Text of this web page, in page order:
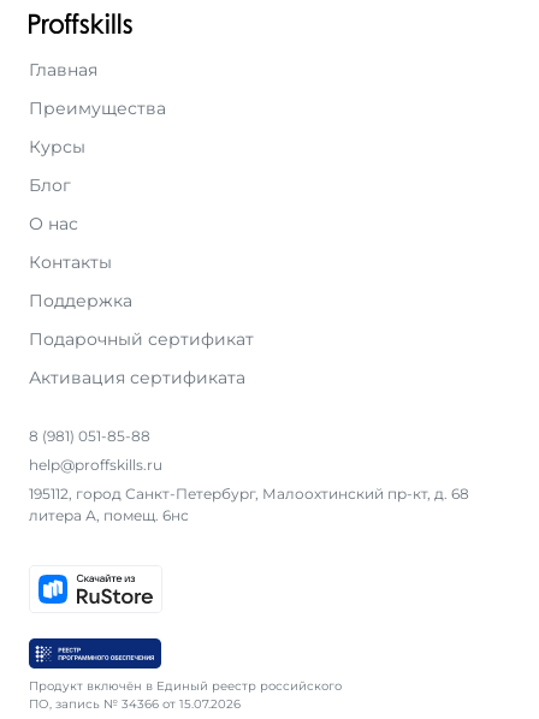
Главная
Преимущества
Курсы
Блог
О нас
Контакты
Поддержка
Подарочный сертификат
Активация сертификата
8 (981) 051-85-88
help@proffskills.ru
195112, город Санкт-Петербург, Малоохтинский пр-кт, д. 68
литера А, помещ. 6нс
Продукт включён в Единый реестр российского
ПО, запись № 34366 от 15.07.2026